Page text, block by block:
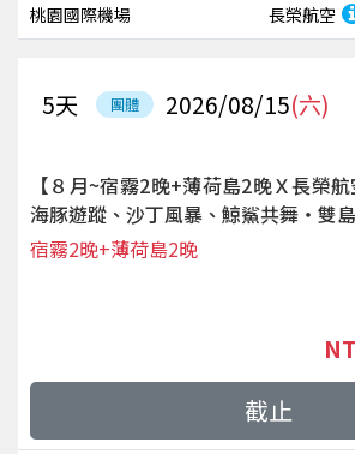
桃園國際機場 長榮航空
團體 2026/08/15(六)
5天
【８月~宿霧2晚+薄荷島2晚Ｘ長榮
海豚遊蹤、沙丁風暴、鯨鯊共舞‧雙
宿霧2晚+薄荷島2晚
截止